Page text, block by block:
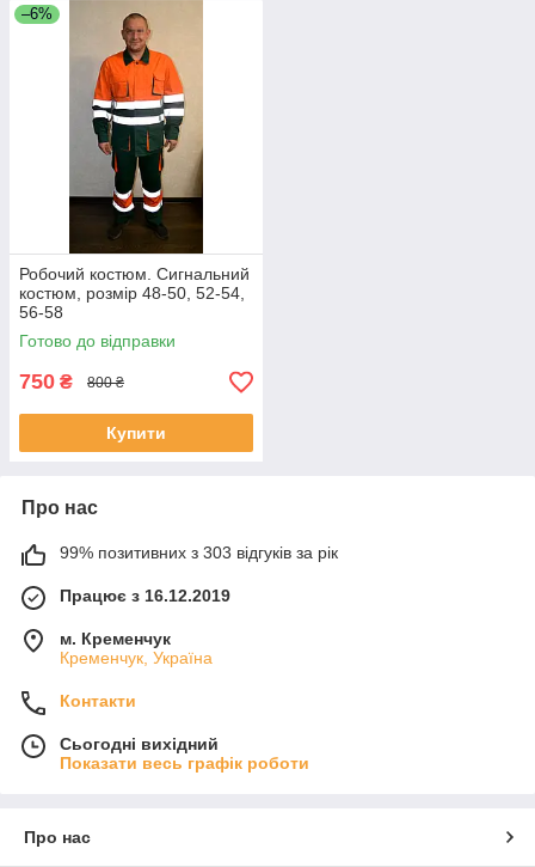
–6%
Робочий костюм. Сигнальний
костюм, розмір 48-50, 52-54,
56-58
Готово до відправки
750 ₴ 800 ₴
Купити
Про нас
99% позитивних з 303 відгуків за рік
Працює з 16.12.2019
м. Кременчук
Кременчук, Україна
Контакти
Сьогодні вихідний
Показати весь графік роботи
Про нас